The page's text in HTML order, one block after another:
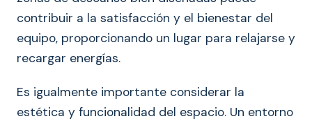
contribuir a la satisfacción y el bienestar del
equipo, proporcionando un lugar para relajarse y
recargar energías.
Es igualmente importante considerar la
estética y funcionalidad del espacio. Un entorno